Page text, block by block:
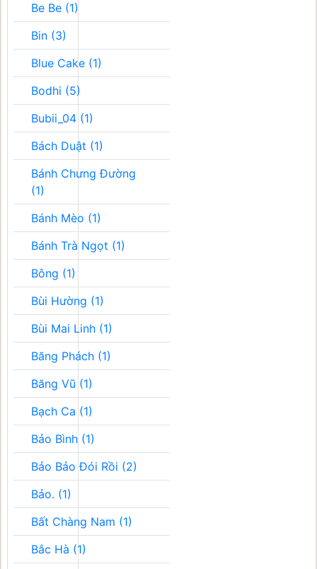
Be Be (1)
Bin (3)
Blue Cake (1)
Bodhi (5)
Bubii_04 (1)
Bách Duật (1)
Bánh Chưng Đường
(1)
Bánh Mèo (1)
Bánh Trà Ngọt (1)
Bông (1)
Bùi Hường (1)
Bùi Mai Linh (1)
Băng Phách (1)
Băng Vũ (1)
Bạch Ca (1)
Bảo Bình (1)
Bảo Bảo Đói Rồi (2)
Bảo. (1)
Bất Chàng Nam (1)
Bắc Hà (1)